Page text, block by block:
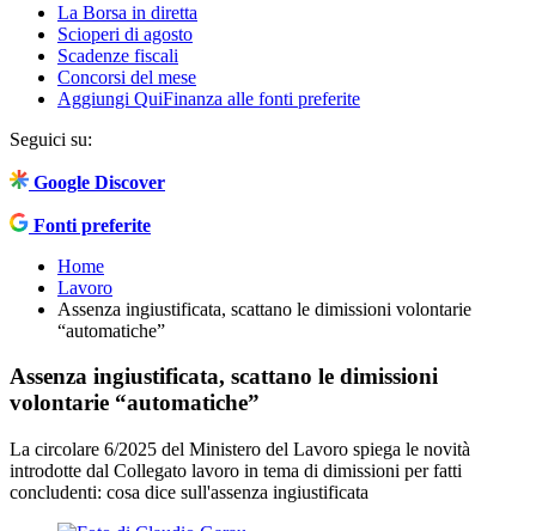
La Borsa in diretta
Scioperi di agosto
Scadenze fiscali
Concorsi del mese
Aggiungi QuiFinanza alle fonti preferite
Seguici su:
Google Discover
Fonti preferite
Home
Lavoro
Assenza ingiustificata, scattano le dimissioni volontarie
“automatiche”
Assenza ingiustificata, scattano le dimissioni
volontarie “automatiche”
La circolare 6/2025 del Ministero del Lavoro spiega le novità
introdotte dal Collegato lavoro in tema di dimissioni per fatti
concludenti: cosa dice sull'assenza ingiustificata